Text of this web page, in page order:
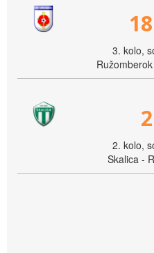
3. kolo,
2. kolo,
Skalica -